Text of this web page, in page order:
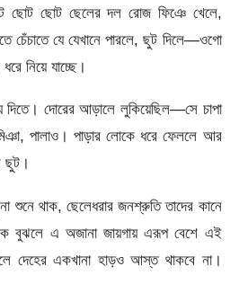
ছোট ছোট ছেলের দল রোজ ফিঞে খেলে,
চেঁচাতে যে যেখানে পারলে, ছুট দিলে—ওগো
নিয়ে যাচ্ছে।
দিতে। দোরের আড়ালে লুকিয়েছিল—সে চাপা
পালাও। পাড়ার লোকে ধরে ফেললে আর
ছুট।
শুনে থাক, ছেলেধরার জনশ্রুতি তাদের কানে
বুঝলে এ অজানা জায়গায় এরূপ বেশে এই
দেহের একখানা হাড়ও আস্ত থাকবে না।